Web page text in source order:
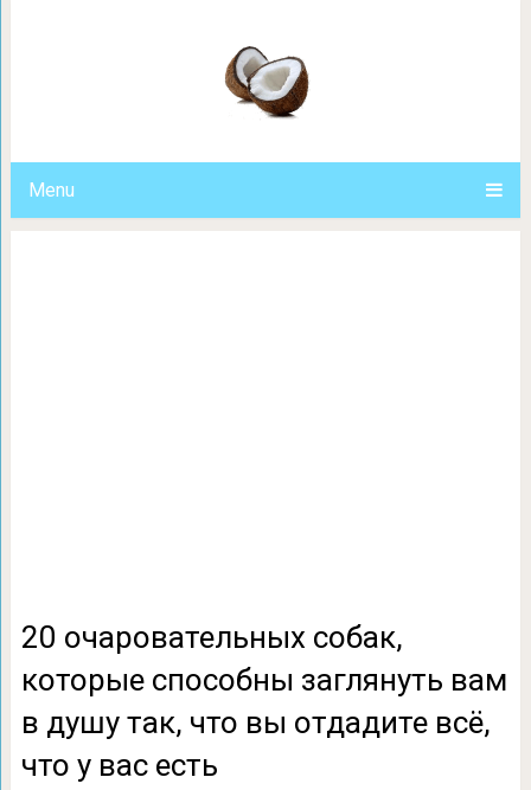
Menu
душу так, что вы
20 очаровательных собак,
которые способны заглянуть вам
в душу так, что вы отдадите всё,
что у вас есть